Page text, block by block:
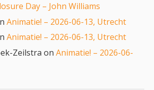
Day – John Williams
Animatie! – 2026-06-13, Utrecht
Animatie! – 2026-06-13, Utrecht
Zeilstra onAnimatie! – 2026-06-